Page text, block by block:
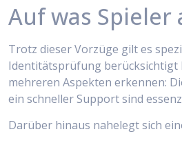
Auf was
Trotz dieser Vorzüge gilt es
Identitätsprüfung berücksichtigt
mehreren Aspekten erkennen:
ein schneller Support sind
Darüber hinaus nahelegt sich